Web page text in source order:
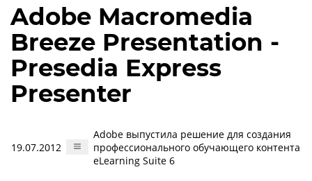
Adobe Macromedia
Breeze Presentation -
Presedia Express
Presenter
19.07.2012
Adobe выпустила решение для создания
профессионального обучающего контента
eLearning Suite 6